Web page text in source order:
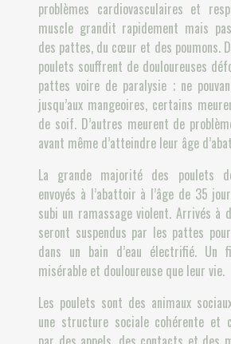
problèmes cardiovasculaires et
muscle grandit rapidement mais
des pattes, du cœur et des poumons.
poulets souffrent de douloureuses
pattes voire de paralysie ; ne
jusqu’aux mangeoires, certains
de soif. D’autres meurent de
avant même d’atteindre leur âge
La grande majorité des poulets
envoyés à l’abattoir à l’âge de 35
subi un ramassage violent. Arrivés à
seront suspendus par les pattes
dans un bain d’eau électrifié. Un
misérable et douloureuse que leur vie.
Les poulets sont des animaux
une structure sociale cohérente et